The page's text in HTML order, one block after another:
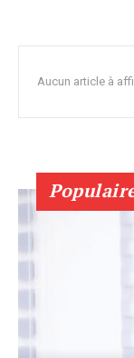
Aucun article à